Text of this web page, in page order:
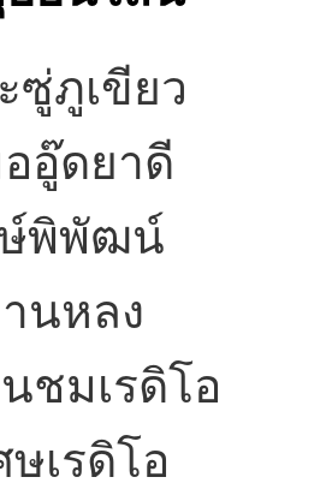
ซู่ภูเขียว
อู๊ดยาดี
ษ์พิพัฒน์
นหลง
ชมเรดิโอ
ษเรดิโอ